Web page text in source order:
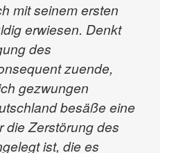
mit seinem ersten
erwiesen. Denkt
des
zuende,
gezwungen
besäße eine
die Zerstörung des
ist, die es